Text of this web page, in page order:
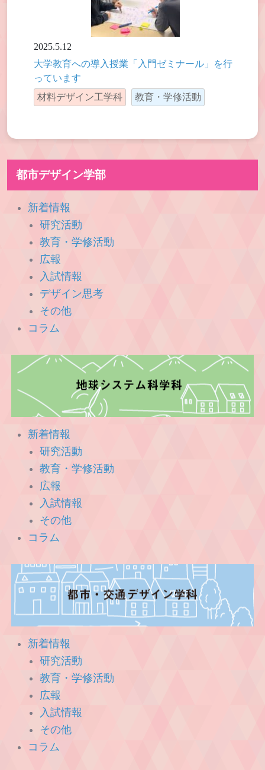
2025.5.12
大学教育への導入授業「入門ゼミナール」を行
っています
材料デザイン工学科
教育・学修活動
都市デザイン学部
新着情報
研究活動
教育・学修活動
広報
入試情報
デザイン思考
その他
コラム
新着情報
研究活動
教育・学修活動
広報
入試情報
その他
コラム
新着情報
研究活動
教育・学修活動
広報
入試情報
その他
コラム